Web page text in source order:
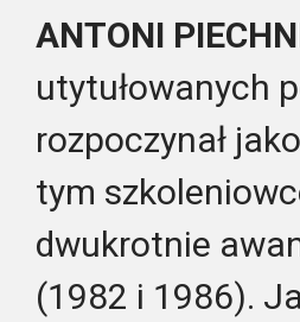
ANTONI
utytułowanych
rozpoczynał
tym
dwukrotnie
(1982 i 1986).